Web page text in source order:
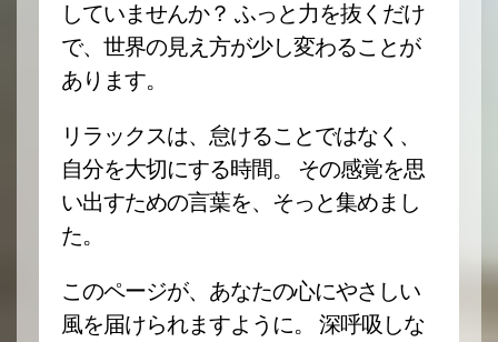
していませんか？ ふっと力を抜くだけ
で、世界の見え方が少し変わることが
あります。
リラックスは、怠けることではなく、
自分を大切にする時間。 その感覚を思
い出すための言葉を、そっと集めまし
た。
このページが、あなたの心にやさしい
風を届けられますように。 深呼吸しな